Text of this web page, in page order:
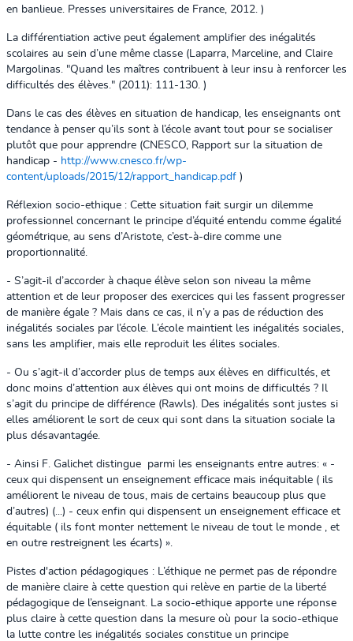
en banlieue. Presses universitaires de France, 2012. )
La différentiation active peut également amplifier des inégalités
scolaires au sein d’une même classe (Laparra, Marceline, and Claire
Margolinas. "Quand les maîtres contribuent à leur insu à renforcer les
difficultés des élèves." (2011): 111-130. )
Dans le cas des élèves en situation de handicap, les enseignants ont
tendance à penser qu’ils sont à l’école avant tout pour se socialiser
plutôt que pour apprendre (CNESCO, Rapport sur la situation de
handicap - http://www.cnesco.fr/wp-
content/uploads/2015/12/rapport_handicap.pdf )
Réflexion socio-ethique : Cette situation fait surgir un dilemme
professionnel concernant le principe d’équité entendu comme égalité
géométrique, au sens d’Aristote, c’est-à-dire comme une
proportionnalité.
- S’agit-il d’accorder à chaque élève selon son niveau la même
attention et de leur proposer des exercices qui les fassent progresser
de manière égale ? Mais dans ce cas, il n’y a pas de réduction des
inégalités sociales par l’école. L’école maintient les inégalités sociales,
sans les amplifier, mais elle reproduit les élites sociales.
- Ou s’agit-il d’accorder plus de temps aux élèves en difficultés, et
donc moins d’attention aux élèves qui ont moins de difficultés ? Il
s’agit du principe de différence (Rawls). Des inégalités sont justes si
elles améliorent le sort de ceux qui sont dans la situation sociale la
plus désavantagée.
- Ainsi F. Galichet distingue parmi les enseignants entre autres: « -
ceux qui dispensent un enseignement efficace mais inéquitable ( ils
améliorent le niveau de tous, mais de certains beaucoup plus que
d’autres) (...) - ceux enfin qui dispensent un enseignement efficace et
équitable ( ils font monter nettement le niveau de tout le monde , et
en outre restreignent les écarts) ».
Pistes d'action pédagogiques : L’éthique ne permet pas de répondre
de manière claire à cette question qui relève en partie de la liberté
pédagogique de l’enseignant. La socio-ethique apporte une réponse
plus claire à cette question dans la mesure où pour la socio-ethique
la lutte contre les inégalités sociales constitue un principe